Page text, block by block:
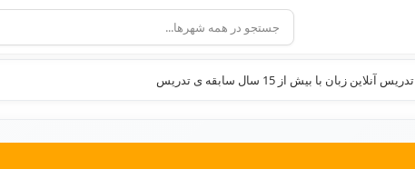
تدریس آنلاین زبان با بیش از 15 سال سابقه ی تدریس